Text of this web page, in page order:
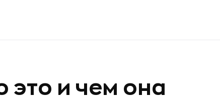
это и чем она